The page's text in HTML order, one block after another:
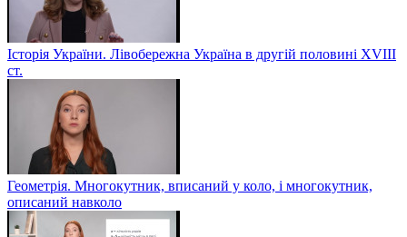
Історія України. Лівобережна Україна в другій половині ХVIIІ
ст.
Геометрія. Многокутник, вписаний у коло, і многокутник,
описаний навколо